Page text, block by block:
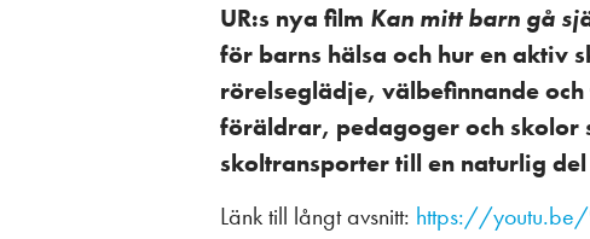
UR:s nya film Kan mitt barn gå
för barns hälsa och hur en aktiv
rörelseglädje, välbefinnande
föräldrar, pedagoger och
skoltransporter till en naturlig
Länk till långt avsnitt: https://youtu.be/